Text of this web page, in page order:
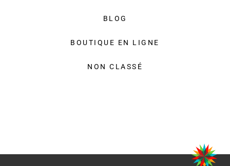
BLOG
BOUTIQUE EN LIGNE
NON CLASSÉ